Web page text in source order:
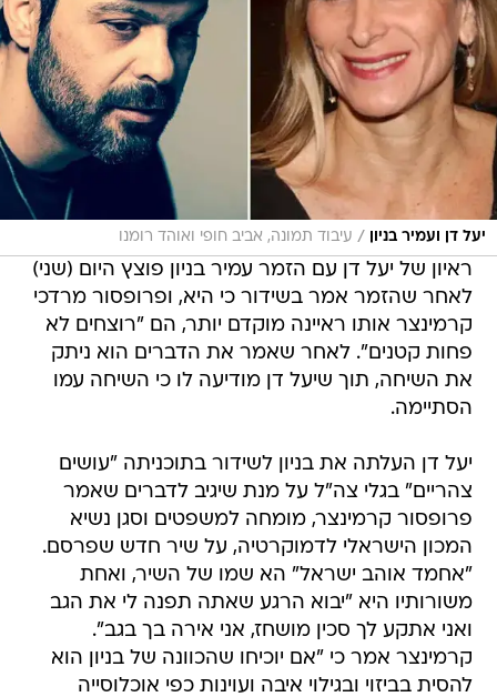
יעל דן ועמיר בניון / עיבוד תמונה, אביב חופי ואוהד רומנו
ראיון של יעל דן עם הזמר עמיר בניון פוצץ היום (שני)
לאחר שהזמר אמר בשידור כי היא, ופרופסור מרדכי
קרמינצר אותו ראיינה מוקדם יותר, הם "רוצחים לא
פחות קטנים". לאחר שאמר את הדברים הוא ניתק
את השיחה, תוך שיעל דן מודיעה לו כי השיחה עמו
הסתיימה.
יעל דן העלתה את בניון לשידור בתוכניתה "עושים
צהריים" בגלי צה"ל על מנת שיגיב לדברים שאמר
פרופסור קרמינצר, מומחה למשפטים וסגן נשיא
המכון הישראלי לדמוקרטיה, על שיר חדש שפרסם.
"אחמד אוהב ישראל" הא שמו של השיר, ואחת
משורותיו היא "יבוא הרגע שאתה תפנה לי את הגב
ואני אתקע לך סכין מושחז, אני אירה בך בגב".
קרמינצר אמר כי "אם יוכיחו שהכוונה של בניון הוא
להסית בביזוי ובגילוי איבה ועוינות כפי אוכלוסייה